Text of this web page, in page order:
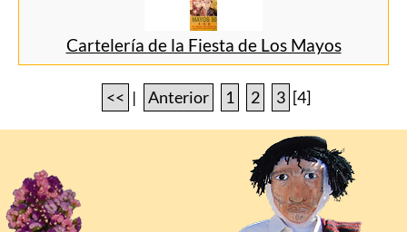
Cartelería de la Fiesta de Los Mayos
<< | Anterior 1 2 3 [4]